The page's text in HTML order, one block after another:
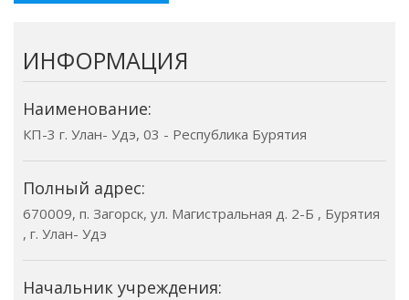
ИНФОРМАЦИЯ
Наименование:
КП-3 г. Улан- Удэ, 03 - Республика Бурятия
Полный адрес:
670009, п. Загорск, ул. Магистральная д. 2-Б , Бурятия
, г. Улан- Удэ
Начальник учреждения: